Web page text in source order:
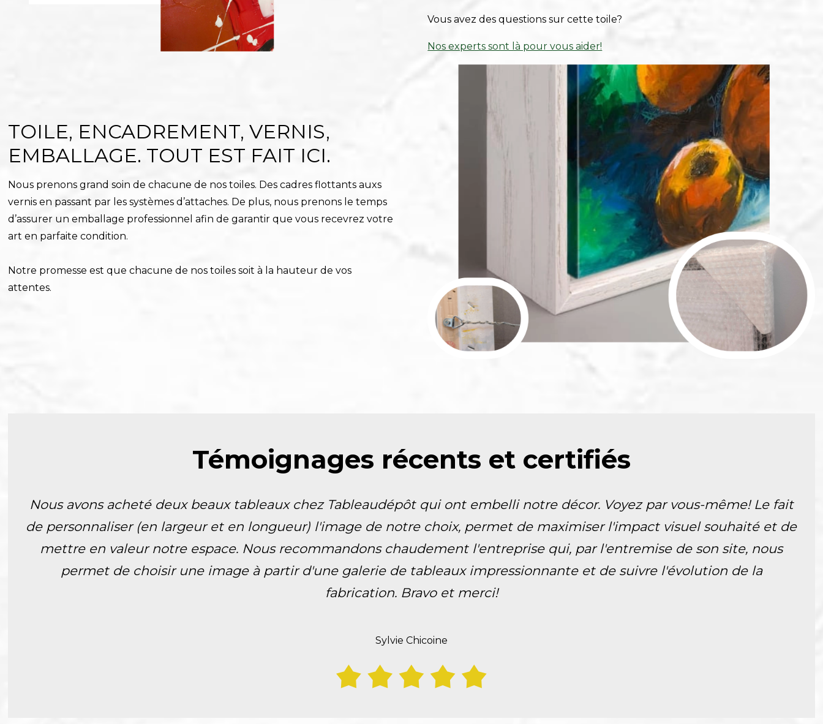
Vous avez des questions sur cette toile?
Nos experts sont là pour vous aider!
TOILE, ENCADREMENT, VERNIS,
EMBALLAGE. TOUT EST FAIT ICI.
Nous prenons grand soin de chacune de nos toiles. Des cadres flottants auxs
vernis en passant par les systèmes d’attaches. De plus, nous prenons le temps
d’assurer un emballage professionnel afin de garantir que vous recevrez votre
art en parfaite condition.
Notre promesse est que chacune de nos toiles soit à la hauteur de vos
attentes.
Témoignages récents et certifiés
Nous avons acheté deux beaux tableaux chez Tableaudépôt qui ont embelli notre décor. Voyez par vous-même! Le fait
de personnaliser (en largeur et en longueur) l'image de notre choix, permet de maximiser l'impact visuel souhaité et de
mettre en valeur notre espace. Nous recommandons chaudement l'entreprise qui, par l'entremise de son site, nous
permet de choisir une image à partir d'une galerie de tableaux impressionnante et de suivre l'évolution de la
fabrication. Bravo et merci!
Sylvie Chicoine